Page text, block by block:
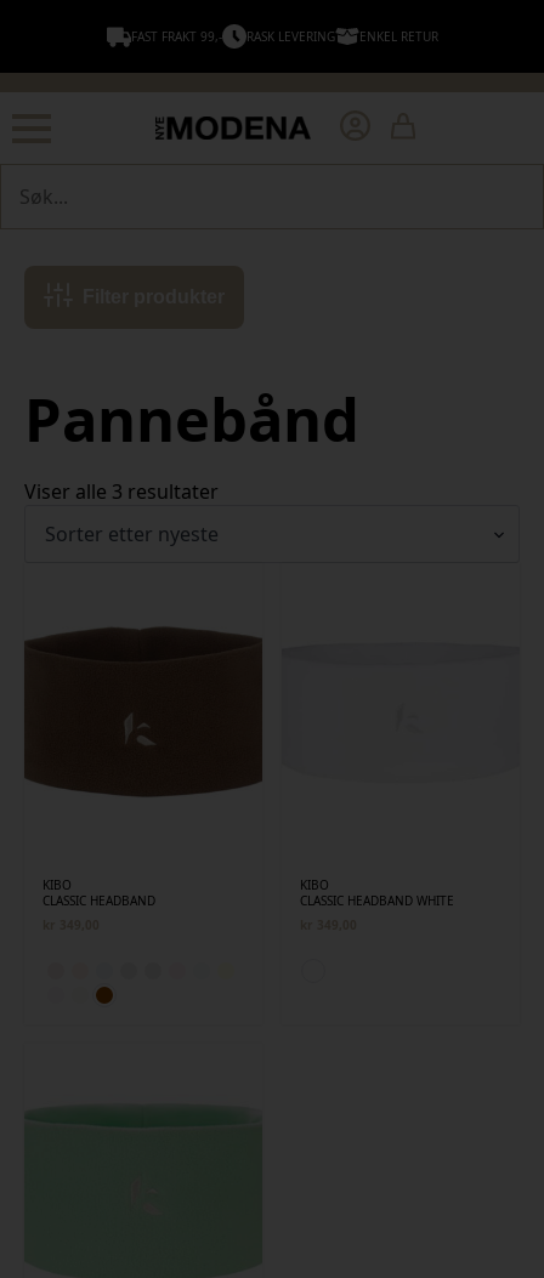
FAST FRAKT 99,- RASK LEVERING ENKEL RETUR
Pannebånd
Viser alle 3 resultater
KIBO
CLASSIC HEADBAND
KIBO
CLASSIC HEADBAND WHITE